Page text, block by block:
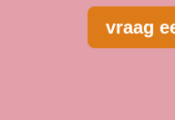
vraag